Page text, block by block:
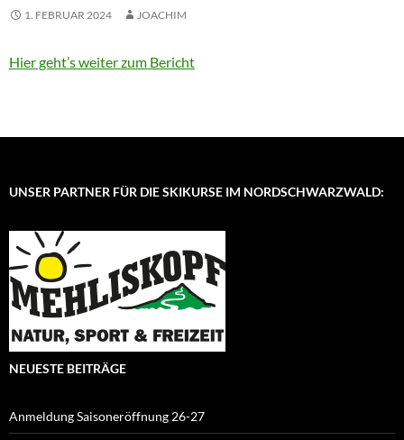
1. FEBRUAR 2024 JOACHIM
Hier geht’s weiter zum Bericht
UNSER PARTNER FÜR DIE SKIKURSE IM NORDSCHWARZWALD:
NEUESTE BEITRÄGE
Anmeldung Saisoneröffnung 26-27